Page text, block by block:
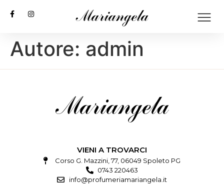
Autore: admin
VIENI A TROVARCI
Corso G. Mazzini, 77, 06049 Spoleto PG
0743 220463
info@profumeriamariangela.it